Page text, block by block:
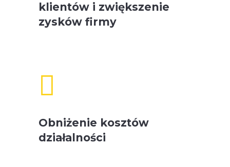
klientów i zwiększenie
zysków firmy

Obniżenie kosztów
działalności